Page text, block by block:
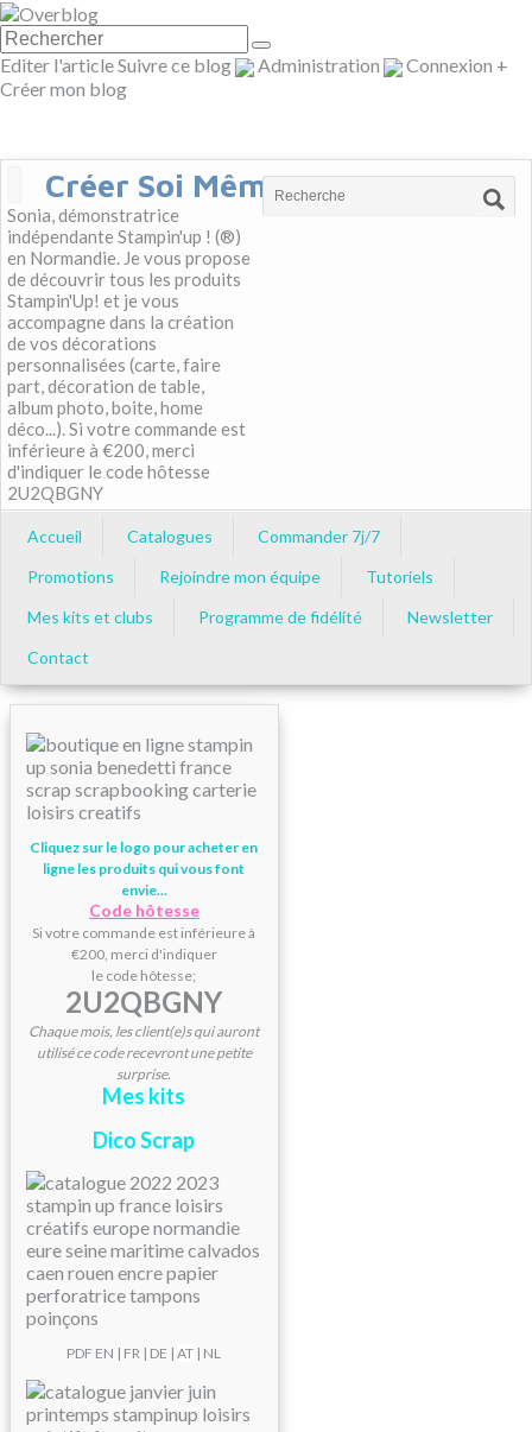
Editer l'articleSuivre ce blog Administration Connexion +
Créer mon blog
Créer Soi Même
Sonia, démonstratrice
indépendante Stampin'up ! (®)
en Normandie. Je vous propose
de découvrir tous les produits
Stampin'Up! et je vous
accompagne dans la création
de vos décorations
personnalisées (carte, faire
part, décoration de table,
album photo, boite, home
déco...). Si votre commande est
inférieure à €200, merci
d'indiquer le code hôtesse
2U2QBGNY
Accueil Catalogues
Commander 7j/7
Promotions
Rejoindre mon équipe
Tutoriels
Mes kits et clubs
Programme de fidélité
Newsletter
Contact
Cliquez sur le logo pour acheter en
ligne les produits qui vous font
envie...
Code hôtesse
Si votre commande est inférieure à
€200, merci d'indiquer
le code hôtesse;
2U2QBGNY
Chaque mois, les client(e)s qui auront
utilisé ce code recevront une petite
surprise.
Mes kits
Dico Scrap
PDF EN | FR | DE | AT | NL